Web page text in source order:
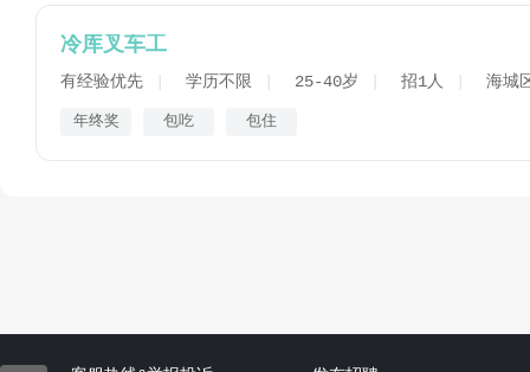
冷库叉车工
有经验优先 学历不限 25-40岁 招1人 海城
年终奖 包吃 包住